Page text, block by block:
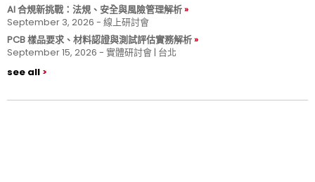
AI 合規新挑戰：法規、安全與風險管理解析
September 3, 2026 - 線上研討會
PCB 樣品要求、材料認證與測試評估實務解析
September 15, 2026 - 實體研討會 | 台北
see all